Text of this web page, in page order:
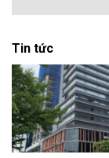
Tin tức